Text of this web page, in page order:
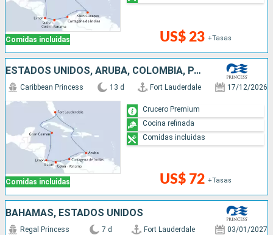
Comidas incluidas US$ 23 +Tasas
ESTADOS UNIDOS, ARUBA, COLOMBIA, PANAMÁ, COSTA RICA, ISLAS CAIMÁN
Comidas incluidas
Caribbean Princess 13 d Fort Lauderdale 17/12/2026
US$ 72 +Tasas
Crucero Premium
Cocina refinada
Comidas incluidas
BAHAMAS, ESTADOS UNIDOS
Regal Princess 7 d Fort Lauderdale 03/01/2027